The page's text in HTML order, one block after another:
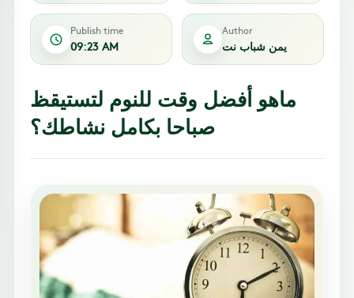
Publish time
09:23 AM
Author
يمن شباب نت
ماهو أفضل وقت للنوم لتستيقظ
صباحا بكامل نشاطك؟